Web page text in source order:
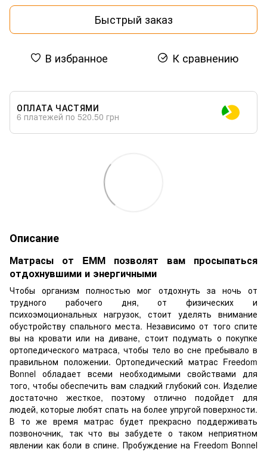
Быстрый заказ
В избранное К сравнению
ОПЛАТА ЧАСТЯМИ
6 платежей по 520.50 грн
Описание
Матрасы от EММ позволят вам просыпаться
отдохнувшими и энергичными
Чтобы организм полностью мог отдохнуть за ночь от
трудного рабочего дня, от физических и
психоэмоциональных нагрузок, стоит уделять внимание
обустройству спального места. Независимо от того спите
вы на кровати или на диване, стоит подумать о покупке
ортопедического матраса, чтобы тело во сне пребывало в
правильном положении. Ортопедический матрас Freedom
Bonnel обладает всеми необходимыми свойствами для
того, чтобы обеспечить вам сладкий глубокий сон. Изделие
достаточно жесткое, поэтому отлично подойдет для
людей, которые любят спать на более упругой поверхности.
В то же время матрас будет прекрасно поддерживать
позвоночник, так что вы забудете о таком неприятном
явлении как боли в спине. Пробуждение на Freedom Bonnel